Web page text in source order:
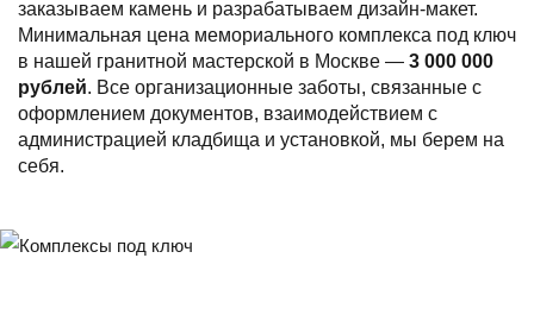
заказываем камень и разрабатываем дизайн-макет.
Минимальная цена мемориального комплекса под ключ
в нашей гранитной мастерской в Москве — 3 000 000
рублей. Все организационные заботы, связанные с
оформлением документов, взаимодействием с
администрацией кладбища и установкой, мы берем на
себя.